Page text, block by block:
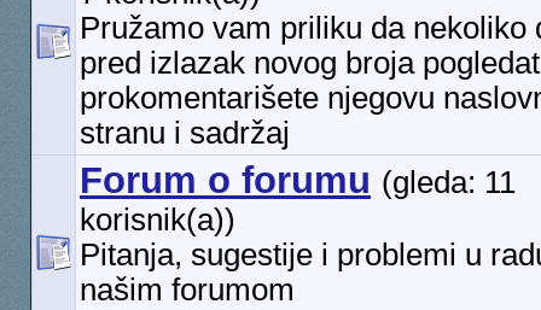
Pružamo vam priliku da nekoliko
pred izlazak novog broja
prokomentarišete njegovu
stranu i sadržaj
Forum o forumu (gleda: 11
korisnik(a))
Pitanja, sugestije i problemi u
našim forumom